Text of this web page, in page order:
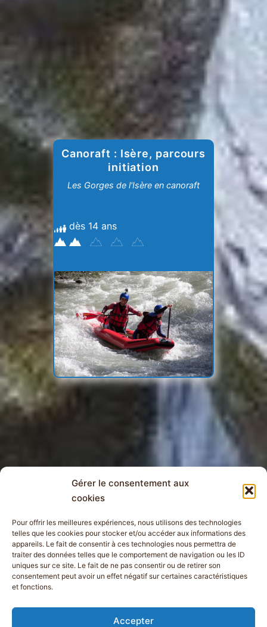
Gérer le consentement aux
cookies
Pour offrir les meilleures expériences, nous utilisons des technologies
telles que les cookies pour stocker et/ou accéder aux informations des
appareils. Le fait de consentir à ces technologies nous permettra de
traiter des données telles que le comportement de navigation ou les ID
uniques sur ce site. Le fait de ne pas consentir ou de retirer son
consentement peut avoir un effet négatif sur certaines caractéristiques
et fonctions.
Accepter
Canoraft : Isère, parcours
initiation
Les Gorges de l'Isère en canoraft
dès 14 ans